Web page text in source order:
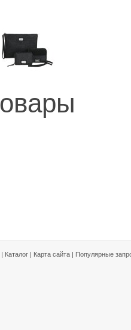
| Каталог | Карта сайта | Популярные